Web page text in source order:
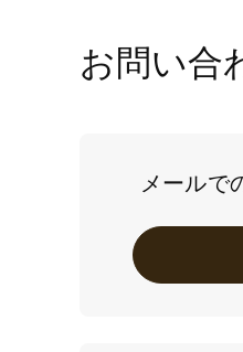
お問い合
メールで